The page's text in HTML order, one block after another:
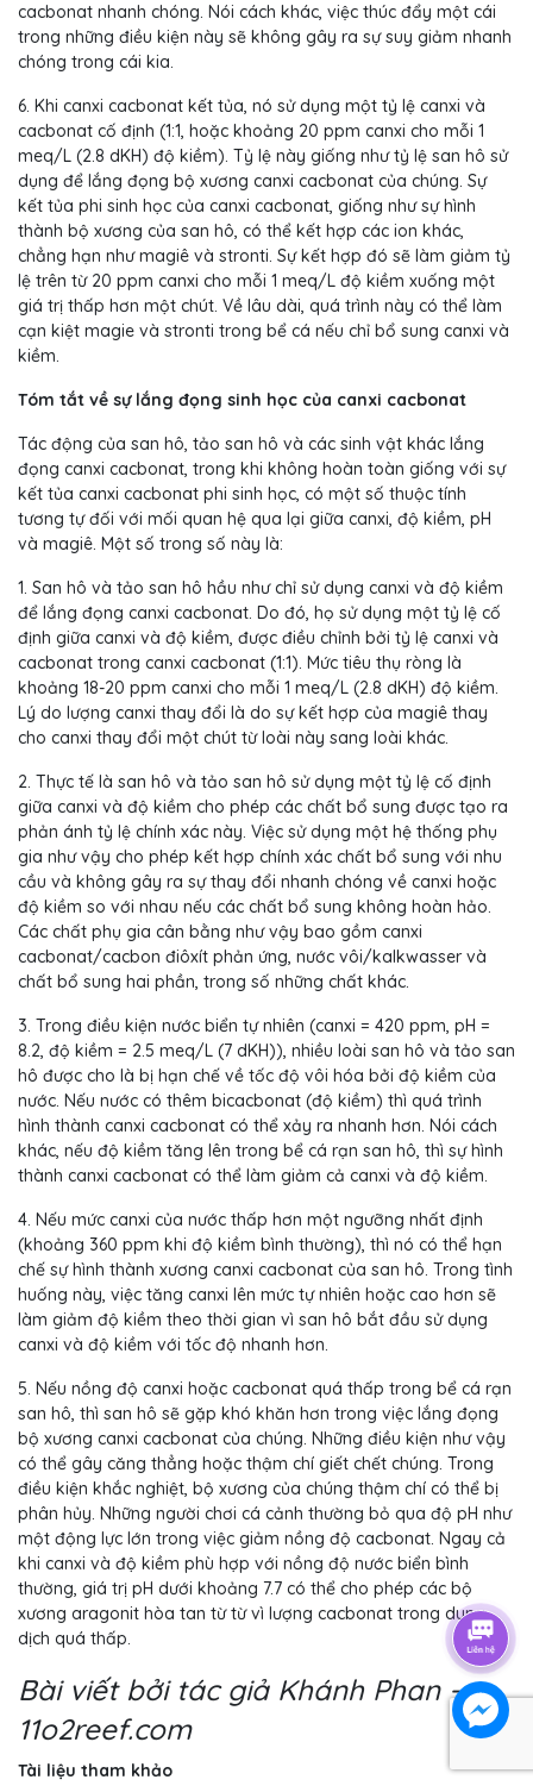
cacbonat nhanh chóng. Nói cách khác, việc thúc đẩy một cái
trong những điều kiện này sẽ không gây ra sự suy giảm nhanh
chóng trong cái kia.
6. Khi canxi cacbonat kết tủa, nó sử dụng một tỷ lệ canxi và
cacbonat cố định (1:1, hoặc khoảng 20 ppm canxi cho mỗi 1
meq/L (2.8 dKH) độ kiềm). Tỷ lệ này giống như tỷ lệ san hô sử
dụng để lắng đọng bộ xương canxi cacbonat của chúng. Sự
kết tủa phi sinh học của canxi cacbonat, giống như sự hình
thành bộ xương của san hô, có thể kết hợp các ion khác,
chẳng hạn như magiê và stronti. Sự kết hợp đó sẽ làm giảm tỷ
lệ trên từ 20 ppm canxi cho mỗi 1 meq/L độ kiềm xuống một
giá trị thấp hơn một chút. Về lâu dài, quá trình này có thể làm
cạn kiệt magie và stronti trong bể cá nếu chỉ bổ sung canxi và
kiềm.
Tóm tắt về sự lắng đọng sinh học của canxi cacbonat
Tác động của san hô, tảo san hô và các sinh vật khác lắng
đọng canxi cacbonat, trong khi không hoàn toàn giống với sự
kết tủa canxi cacbonat phi sinh học, có một số thuộc tính
tương tự đối với mối quan hệ qua lại giữa canxi, độ kiềm, pH
và magiê. Một số trong số này là:
1. San hô và tảo san hô hầu như chỉ sử dụng canxi và độ kiềm
để lắng đọng canxi cacbonat. Do đó, họ sử dụng một tỷ lệ cố
định giữa canxi và độ kiềm, được điều chỉnh bởi tỷ lệ canxi và
cacbonat trong canxi cacbonat (1:1). Mức tiêu thụ ròng là
khoảng 18-20 ppm canxi cho mỗi 1 meq/L (2.8 dKH) độ kiềm.
Lý do lượng canxi thay đổi là do sự kết hợp của magiê thay
cho canxi thay đổi một chút từ loài này sang loài khác.
2. Thực tế là san hô và tảo san hô sử dụng một tỷ lệ cố định
giữa canxi và độ kiềm cho phép các chất bổ sung được tạo ra
phản ánh tỷ lệ chính xác này. Việc sử dụng một hệ thống phụ
gia như vậy cho phép kết hợp chính xác chất bổ sung với nhu
cầu và không gây ra sự thay đổi nhanh chóng về canxi hoặc
độ kiềm so với nhau nếu các chất bổ sung không hoàn hảo.
Các chất phụ gia cân bằng như vậy bao gồm canxi
cacbonat/cacbon điôxít phản ứng, nước vôi/kalkwasser và
chất bổ sung hai phần, trong số những chất khác.
3. Trong điều kiện nước biển tự nhiên (canxi = 420 ppm, pH =
8.2, độ kiềm = 2.5 meq/L (7 dKH)), nhiều loài san hô và tảo san
hô được cho là bị hạn chế về tốc độ vôi hóa bởi độ kiềm của
nước. Nếu nước có thêm bicacbonat (độ kiềm) thì quá trình
hình thành canxi cacbonat có thể xảy ra nhanh hơn. Nói cách
khác, nếu độ kiềm tăng lên trong bể cá rạn san hô, thì sự hình
thành canxi cacbonat có thể làm giảm cả canxi và độ kiềm.
4. Nếu mức canxi của nước thấp hơn một ngưỡng nhất định
(khoảng 360 ppm khi độ kiềm bình thường), thì nó có thể hạn
chế sự hình thành xương canxi cacbonat của san hô. Trong tình
huống này, việc tăng canxi lên mức tự nhiên hoặc cao hơn sẽ
làm giảm độ kiềm theo thời gian vì san hô bắt đầu sử dụng
canxi và độ kiềm với tốc độ nhanh hơn.
5. Nếu nồng độ canxi hoặc cacbonat quá thấp trong bể cá rạn
san hô, thì san hô sẽ gặp khó khăn hơn trong việc lắng đọng
bộ xương canxi cacbonat của chúng. Những điều kiện như vậy
có thể gây căng thẳng hoặc thậm chí giết chết chúng. Trong
điều kiện khắc nghiệt, bộ xương của chúng thậm chí có thể bị
phân hủy. Những người chơi cá cảnh thường bỏ qua độ pH như
một động lực lớn trong việc giảm nồng độ cacbonat. Ngay cả
khi canxi và độ kiềm phù hợp với nồng độ nước biển bình
thường, giá trị pH dưới khoảng 7.7 có thể cho phép các bộ
xương aragonit hòa tan từ từ vì lượng cacbonat trong dung
dịch quá thấp.
Bài viết bởi tác giả Khánh Phan -
11o2reef.com
Tài liệu tham khảo